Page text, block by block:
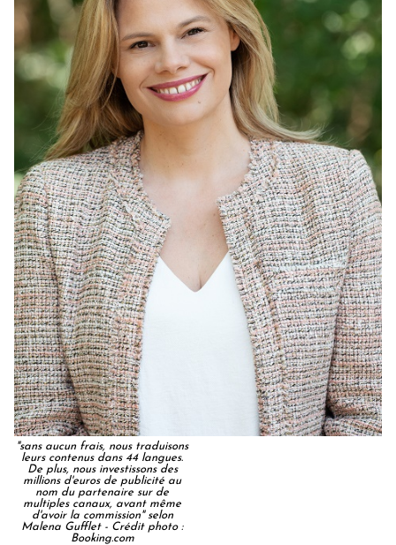
"sans aucun frais, nous traduisons
leurs contenus dans 44 langues.
De plus, nous investissons des
millions d'euros de publicité au
nom du partenaire sur de
multiples canaux, avant même
d'avoir la commission" selon
Malena Gufflet - Crédit photo :
Booking.com